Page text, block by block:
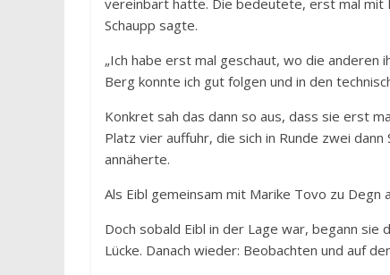
vereinbart hatte. Die bedeutete, erst mal mit
Schaupp sagte.
„Ich habe erst mal geschaut, wo die anderen
Berg konnte ich gut folgen und in den
Konkret sah das dann so aus, dass sie erst
Platz vier auffuhr, die sich in Runde zwei
annäherte.
Als Eibl gemeinsam mit Marike Tovo zu Degn
Doch sobald Eibl in der Lage war, begann
Lücke. Danach wieder: Beobachten und auf